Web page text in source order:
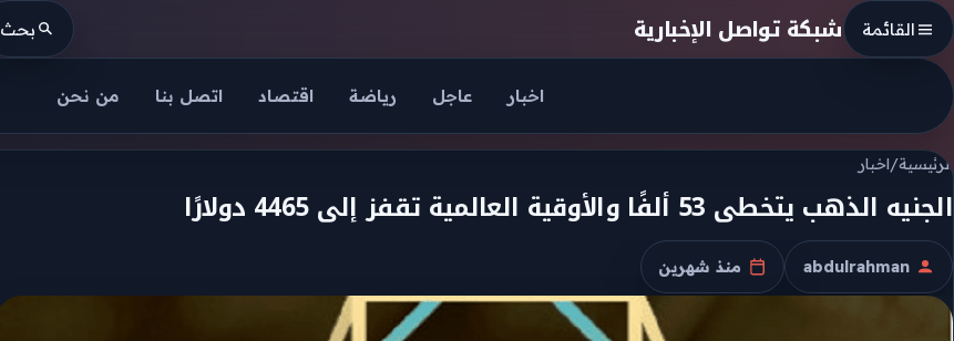
Skip to contentشبكة تواصل الإخبارية القائمة بحث
اخبار عاجل رياضة اقتصاد اتصل بنا من نحن
الرئيسية/اخبار
الجنيه الذهب يتخطى 53 ألفًا والأوقية العالمية تقفز إلى 4465 دولارًا
الكاتب
abdulrahman
تاريخ النشر
منذ شهرين